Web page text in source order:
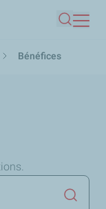
Bénéfices